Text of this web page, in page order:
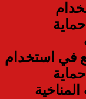
في استخدام